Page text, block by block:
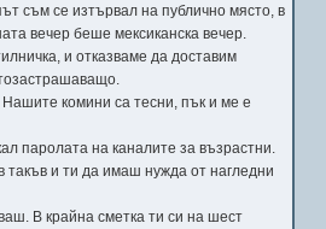
съм се изтървал на публично място, в
вечер беше мексиканска вечер.
и отказваме да доставим
комини са тесни, пък и ме е
паролата на каналите за възрастни.
такъв и ти да имаш нужда от нагледни
В крайна сметка ти си на шест